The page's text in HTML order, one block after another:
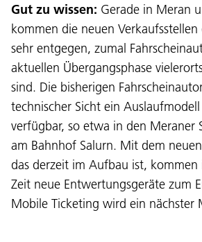
DEU
ITA LAD ENG
Service Desk:
+39 0471 220880
Impressum Privacy und Cookie Policy
Nutzungsbedingungen
Jobs
Gut zu wissen: Gerade in Meran
kommen die neuen Verkaufsstellen
sehr entgegen, zumal
aktuellen Übergangsphase
sind. Die bisherigen
technischer Sicht ein
verfügbar, so etwa in den Meraner
am Bahnhof Salurn. Mit dem
das derzeit im Aufbau ist, kommen
Zeit neue Entwertungsgeräte zum
Mobile Ticketing wird ein nächster